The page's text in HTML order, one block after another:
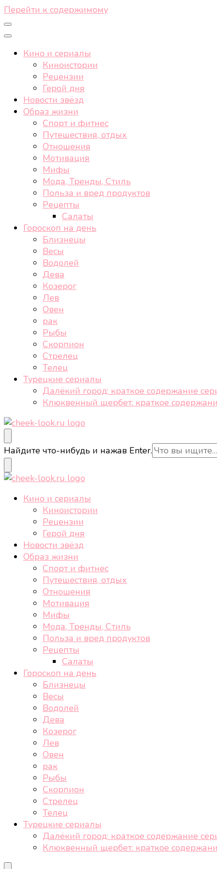
Перейти к содержимому
Кино и сериалы
Киноистории
Рецензии
Герой дня
Новости звёзд
Образ жизни
Спорт и фитнес
Путешествия, отдых
Отношения
Мотивация
Мифы
Мода, Тренды, Стиль
Польза и вред продуктов
Рецепты
Салаты
Гороскоп на день
Близнецы
Весы
Водолей
Дева
Козерог
Лев
Овен
рак
Рыбы
Скорпион
Стрелец
Телец
Турецкие сериалы
Далёкий город: краткое содержание
Клюквенный щербет: краткое
cheek-look.ru
Женский сайт о звездах и кино, а также трендах,
Ищите
что-
то?
Найдите что-нибудь и нажав Enter.
cheek-look.ru
Женский сайт о звездах и кино, а также трендах,
Кино и сериалы
Киноистории
Рецензии
Герой дня
Новости звёзд
Образ жизни
Спорт и фитнес
Путешествия, отдых
Отношения
Мотивация
Мифы
Мода, Тренды, Стиль
Польза и вред продуктов
Рецепты
Салаты
Гороскоп на день
Близнецы
Весы
Водолей
Дева
Козерог
Лев
Овен
рак
Рыбы
Скорпион
Стрелец
Телец
Турецкие сериалы
Далёкий город: краткое содержание
Клюквенный щербет: краткое